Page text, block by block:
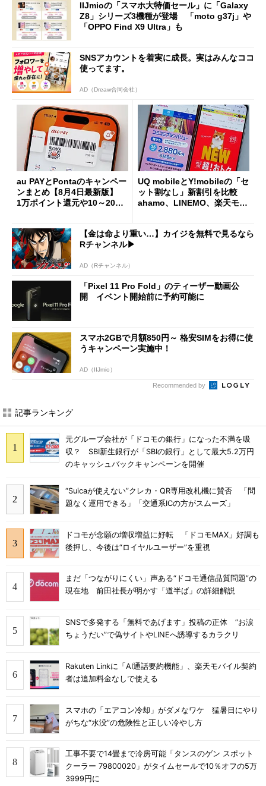
IIJmioの「スマホ大特価セール」に「Galaxy
Z8」シリーズ3機種が登場 「moto g37j」や
「OPPO Find X9 Ultra」も
SNSアカウントを着実に成長。実はみんなココ
使ってます。
AD（Dreaw合同会社）
au PAYとPontaのキャンペー
ンまとめ【8月4日最新版】
1万ポイント還元や10～20％
UQ mobileとY!mobileの「セ
ット割なし」新割引を比較
ahamo、LINEMO、楽天モバ
【金は命より重い…】カイジを無料で見るなら
Rチャンネル▶︎
AD（Rチャンネル）
「Pixel 11 Pro Fold」のティーザー動画公
開 イベント開始前に予約可能に
スマホ2GBで月額850円～ 格安SIMをお得に使
うキャンペーン実施中！
AD（IIJmio）
Recommended by
記事ランキング
元グループ会社が「ドコモの銀行」になった不満を吸
収？ SBI新生銀行が「SBIの銀行」として最大5.2万円
のキャッシュバックキャンペーンを開催
“Suicaが使えない”クレカ・QR専用改札機に賛否 「問
題なく運用できる」「交通系ICの方がスムーズ」
ドコモが念願の増収増益に好転 「ドコモMAX」好調も
後押し、今後は“ロイヤルユーザー”を重視
まだ「つながりにくい」声ある“ドコモ通信品質問題”の
現在地 前田社長が明かす「道半ば」の詳細解説
SNSで多発する「無料であげます」投稿の正体 “お涙
ちょうだい”で偽サイトやLINEへ誘導するカラクリ
Rakuten Linkに「AI通話要約機能」、楽天モバイル契約
者は追加料金なしで使える
スマホの「エアコン冷却」がダメなワケ 猛暑日にやり
がちな“水没”の危険性と正しい冷やし方
工事不要で14畳まで冷房可能「タンスのゲン スポット
クーラー 79800020」がタイムセールで10％オフの5万
3999円に